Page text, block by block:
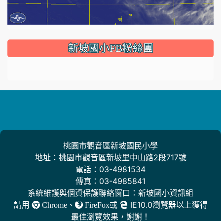
::: 新坡國小FB粉絲團
桃園市觀音區新坡國民小學
地址：桃園市觀音區新坡里中山路2段717號
電話：03-4981534
傳真：03-4985841
系統維護與個資保護聯絡窗口：新坡國小資訊組
請用
Chrome、 FireFox或
IE10.0瀏覽器以上獲得
最佳瀏覽效果，謝謝！